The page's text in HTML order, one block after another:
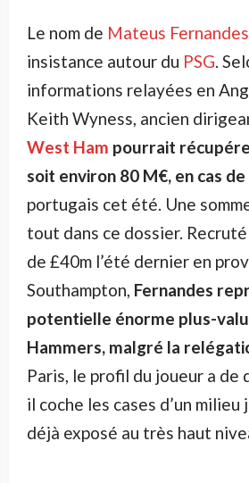
Le nom de Mateus Fernandes
insistance autour du PSG.
informations relayées en
Keith Wyness, ancien
West Ham pourrait
soit environ 80 M€, en cas
portugais cet été. Une
tout dans ce dossier.
de £40m l’été dernier en
Southampton, Fernandes
potentielle énorme plus-
Hammers, malgré la
Paris, le profil du joueur a de
il coche les cases d’un
déjà exposé au très haut